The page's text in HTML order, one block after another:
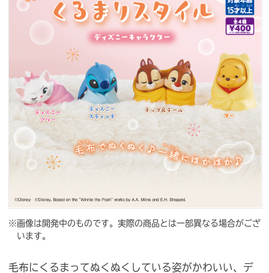
ビジネスのお客様
閉じる
※画像は開発中のものです。実際の商品とは一部異なる場合がござ
います。
毛布にくるまってぬくぬくしている姿がかわいい、デ